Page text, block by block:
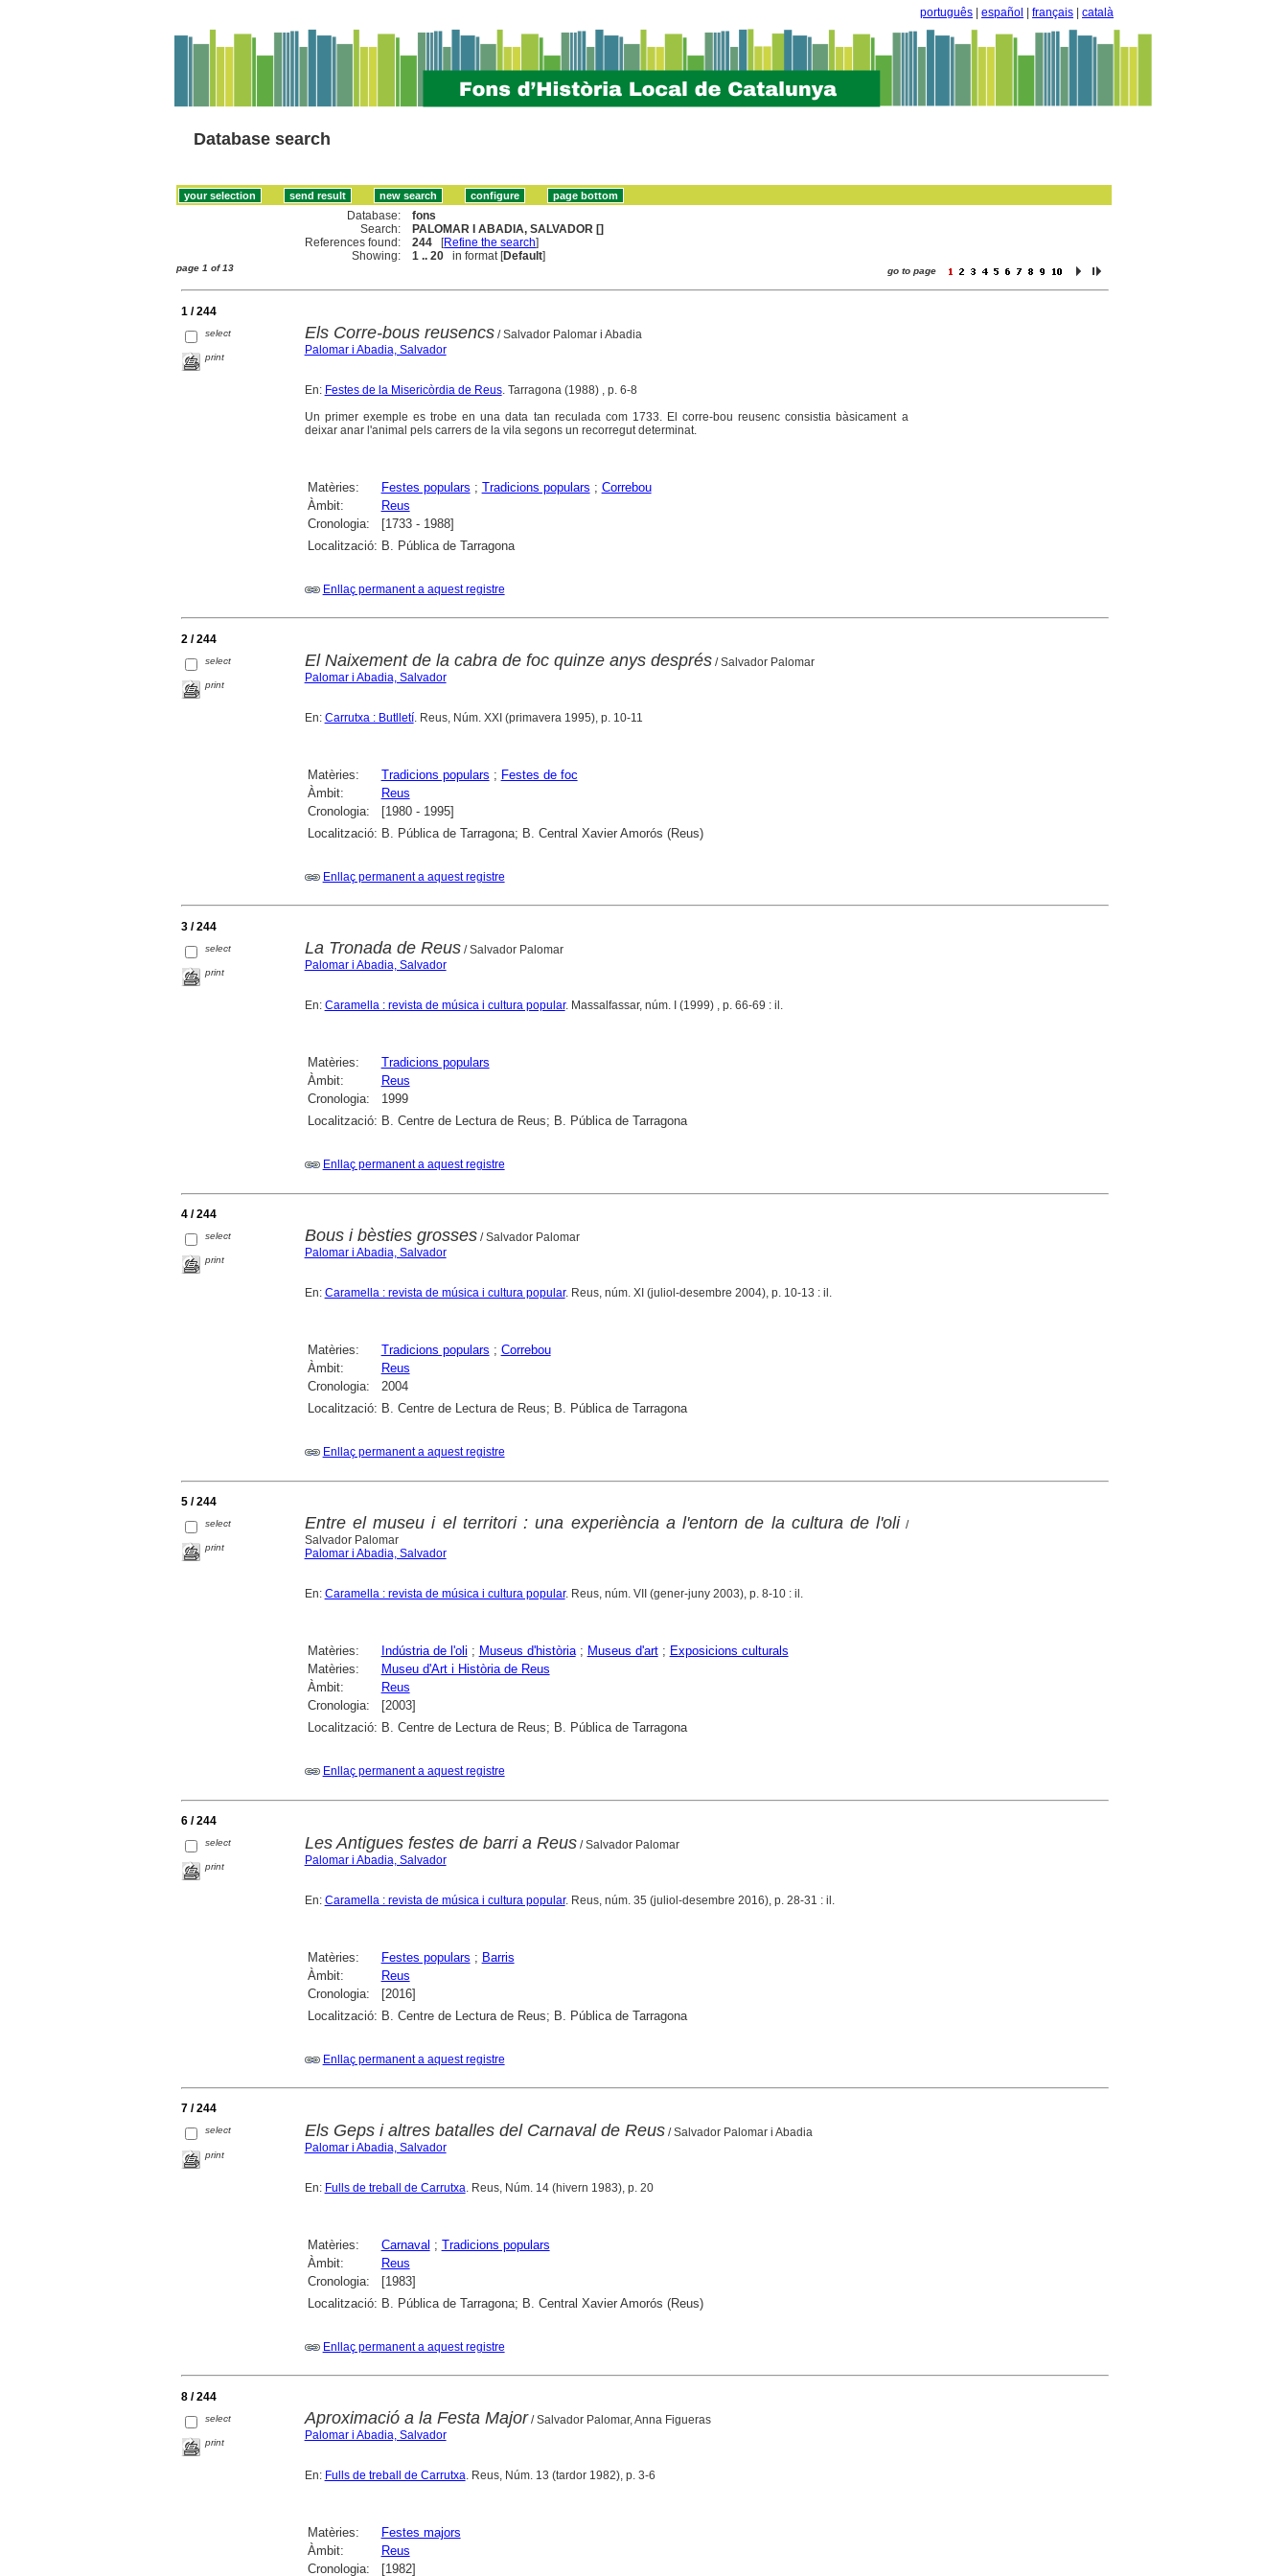
português español français català
Database search
Database:
fons
Search:
PALOMAR I ABADIA, SALVADOR []
References found:
244 [Refine the search]
Showing:
1 .. 20 in format [Default]
page 1 of 13 go to page
1 / 244
select
print
Els Corre-bous reusencs/ Salvador Palomar i Abadia
Palomar i Abadia, Salvador
En: Festes de la Misericòrdia de Reus. Tarragona (1988) , p. 6-8
Un primer exemple es trobe en una data tan reculada com 1733. El corre-bou reusenc consistia bàsicament a
deixar anar l'animal pels carrers de la vila segons un recorregut determinat.
Matèries: Festes populars ; Tradicions populars ; Correbou
Àmbit:
Reus
Cronologia:
[1733 - 1988]
Localització: B. Pública de Tarragona
Enllaç permanent a aquest registre
2 / 244
select
print
El Naixement de la cabra de foc quinze anys després/ Salvador Palomar
Palomar i Abadia, Salvador
En: Carrutxa : Butlletí. Reus, Núm. XXI (primavera 1995), p. 10-11
Matèries: Tradicions populars ; Festes de foc
Àmbit:
Reus
Cronologia:
[1980 - 1995]
Localització: B. Pública de Tarragona; B. Central Xavier Amorós (Reus)
Enllaç permanent a aquest registre
3 / 244
select
print
La Tronada de Reus/ Salvador Palomar
Palomar i Abadia, Salvador
En: Caramella : revista de música i cultura popular. Massalfassar, núm. I (1999) , p. 66-69 : il.
Matèries:
Tradicions populars
Àmbit:
Reus
Cronologia:
1999
Localització: B. Centre de Lectura de Reus; B. Pública de Tarragona
Enllaç permanent a aquest registre
4 / 244
select
print
Bous i bèsties grosses/ Salvador Palomar
Palomar i Abadia, Salvador
En: Caramella : revista de música i cultura popular. Reus, núm. XI (juliol-desembre 2004), p. 10-13 : il.
Matèries: Tradicions populars ; Correbou
Àmbit:
Reus
Cronologia:
2004
Localització: B. Centre de Lectura de Reus; B. Pública de Tarragona
Enllaç permanent a aquest registre
5 / 244
select
print
Entre el museu i el territori : una experiència a l'entorn de la cultura de l'oli /
Salvador Palomar
Palomar i Abadia, Salvador
En: Caramella : revista de música i cultura popular. Reus, núm. VII (gener-juny 2003), p. 8-10 : il.
Matèries: Indústria de l'oli ; Museus d'història; Museus d'art; Exposicions culturals
Matèries:
Museu d'Art i Història de Reus
Àmbit:
Reus
Cronologia:
[2003]
Localització: B. Centre de Lectura de Reus; B. Pública de Tarragona
Enllaç permanent a aquest registre
6 / 244
select
print
Les Antigues festes de barri a Reus/ Salvador Palomar
Palomar i Abadia, Salvador
En: Caramella : revista de música i cultura popular. Reus, núm. 35 (juliol-desembre 2016), p. 28-31 : il.
Matèries: Festes populars ; Barris
Àmbit:
Reus
Cronologia:
[2016]
Localització: B. Centre de Lectura de Reus; B. Pública de Tarragona
Enllaç permanent a aquest registre
7 / 244
select
print
Els Geps i altres batalles del Carnaval de Reus/ Salvador Palomar i Abadia
Palomar i Abadia, Salvador
En: Fulls de treball de Carrutxa . Reus, Núm. 14 (hivern 1983), p. 20
Matèries: Carnaval ; Tradicions populars
Àmbit:
Reus
Cronologia:
[1983]
Localització: B. Pública de Tarragona; B. Central Xavier Amorós (Reus)
Enllaç permanent a aquest registre
8 / 244
select
print
Aproximació a la Festa Major/ Salvador Palomar, Anna Figueras
Palomar i Abadia, Salvador
En: Fulls de treball de Carrutxa . Reus, Núm. 13 (tardor 1982), p. 3-6
Matèries:
Festes majors
Àmbit:
Reus
Cronologia:
[1982]